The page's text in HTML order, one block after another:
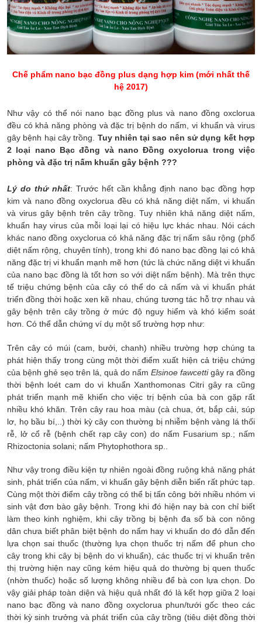
Chế phẩm nano bạc đồng plus dạng hợp kim (mới nhất thế
hệ 2017)
Như vậy có thể nói nano bạc đồng plus và nano đồng oxclorua
đều có khả năng phòng và đặc trị bệnh do nấm, vi khuẩn và virus
gây bệnh hại cây trồng. Tuy nhiên tại sao nên sử dụng kết hợp
2 loại nano Bạc đồng và nano Đồng oxyclorua trong việc
phòng và đặc trị nấm khuẩn gây bệnh ???
Lý do thứ nhất: Trước hết cần khẳng định nano bạc đồng hợp
kim và nano đồng oxyclorua đều có khả năng diệt nấm, vi khuẩn
và virus gây bệnh trên cây trồng. Tuy nhiên khả năng diệt nấm,
khuẩn hay virus của mỗi loại lại có hiệu lực khác nhau. Nói cách
khác nano đồng oxyclorua có khả năng đặc trị nấm sâu rộng (phổ
diệt nấm rộng, chuyên tính), trong khi đó nano bạc đồng lại có khả
năng đặc trị vi khuẩn mạnh mẽ hơn (tức là chức năng diệt vi khuẩn
của nano bạc đồng là tốt hơn so với diệt nấm bệnh). Mà trên thực
tế triệu chứng bệnh của cây có thể do cả nấm và vi khuẩn phát
triển đồng thời hoặc xen kẽ nhau, chúng tương tác hỗ trợ nhau và
gây bệnh trên cây trồng ở mức độ nguy hiểm và khó kiểm soát
hơn. Có thể dẫn chứng ví dụ một số trường hợp như:
Trên cây có múi (cam, bưởi, chanh) nhiều trường hợp chúng ta
phát hiện thấy trong cùng một thời điểm xuất hiện cả triệu chứng
của bệnh ghẻ sẹo trên lá, quả do nấm Elsinoe fawcettigây ra đồng
thời bệnh loét cam do vi khuẩn Xanthomonas Citri gây ra cũng
phát triển mạnh mẽ khiến cho việc trị bệnh của bà con gặp rất
nhiều khó khăn. Trên cây rau hoa màu (cà chua, ớt, bắp cải, súp
lơ, họ bầu bí,..) thời kỳ cây con thường bị nhiễm bệnh vàng lá thối
rễ, lở cổ rễ (bệnh chết rạp cây con) do nấm Fusarium sp.; nấm
Rhizoctonia solani; nấm Phytophothora sp..
Như vậy trong điều kiện tự nhiên ngoài đồng ruộng khả năng phát
sinh, phát triển của nấm, vi khuẩn gây bệnh diễn biến rất phức tạp.
Cùng một thời điểm cây trồng có thể bị tấn công bởi nhiều nhóm vi
sinh vật đơn bào gây bệnh. Trong khi đó hiện nay bà con chỉ biết
làm theo kinh nghiệm, khi cây trồng bị bệnh đa số bà con nông
dân chưa biết phân biệt bệnh do nấm hay vi khuẩn do đó dẫn đến
lựa chọn sai thuốc (thường lựa chọn thuốc trị nấm để phun cho
cây trong khi cây bị bệnh do vi khuẩn), các thuốc trị vi khuẩn trên
thị trường hiện nay cũng kém hiệu quả do thường bị quen thuốc
(nhờn thuốc) hoặc số lượng không nhiều để bà con lựa chọn. Do
vậy giải pháp toàn diện và hiệu quả nhất đó là kết hợp giữa 2 loại
nano bạc đồng và nano đồng oxyclorua phun/tưới gốc theo các
thời kỳ sinh trưởng và phát triển của cây trồng (tiêu diệt đồng thời